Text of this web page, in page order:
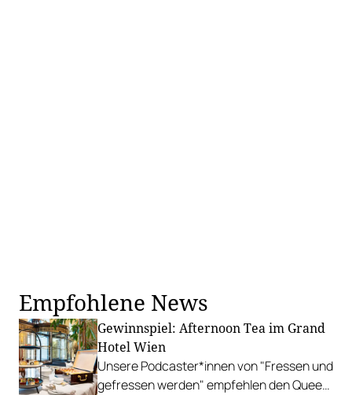
Empfohlene News
Gewinnspiel: Afternoon Tea im Grand
Hotel Wien
Unsere Podcaster*innen von "Fressen und
gefressen werden" empfehlen den Queen